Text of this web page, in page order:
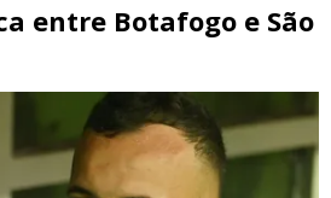
entre Botafogo e São